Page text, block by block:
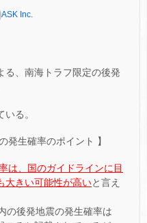
ASK Inc.
る、南海トラフ限定の後発
る。
発生確率のポイント 】
は、国のガイドラインに目
大きい可能性が高いと言え
の後発地震の発生確率は